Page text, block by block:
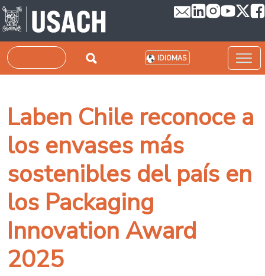
Pasar al contenido principal
Buscar IDIOMAS
Laben Chile reconoce a
los envases más
sostenibles del país en
los Packaging
Innovation Award
2025